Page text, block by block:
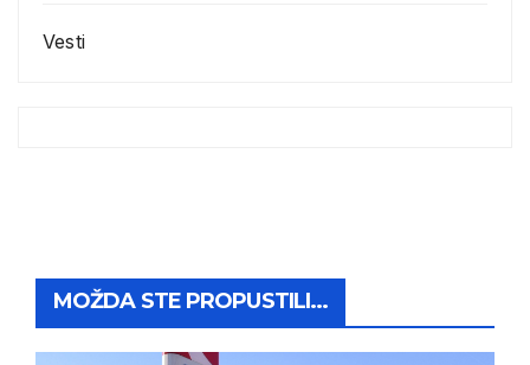
Vesti
MOŽDA STE PROPUSTILI...